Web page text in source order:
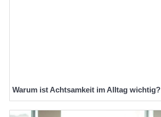
Warum ist Achtsamkeit im Alltag wichtig?